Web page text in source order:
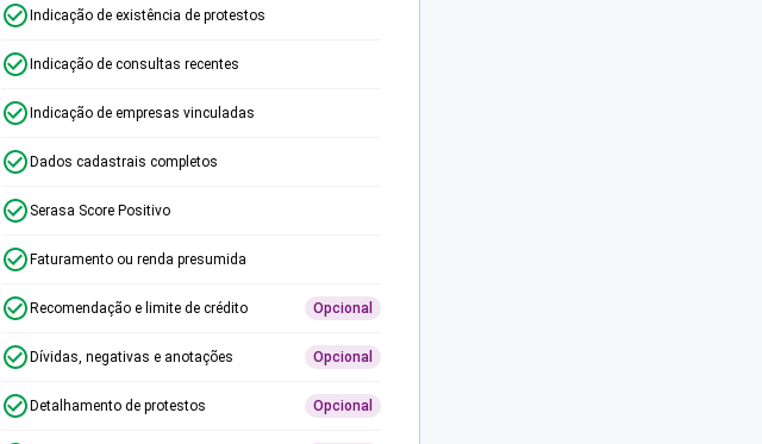
Indicação de existência de protestos
Indicação de consultas recentes
Indicação de empresas vinculadas
Dados cadastrais completos
Serasa Score Positivo
Faturamento ou renda presumida
Recomendação e limite de crédito Opcional
Dívidas, negativas e anotações Opcional
Detalhamento de protestos Opcional